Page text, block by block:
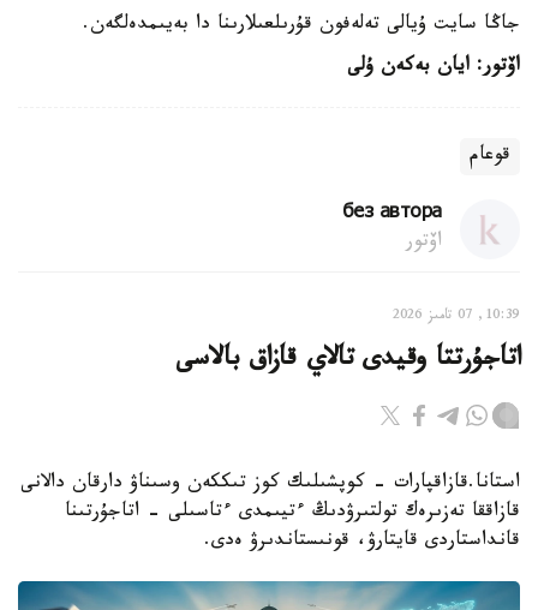
جاڭا سايت ۇيالى تەلەفون قۇرىلعىلارىنا دا بەيىمدەلگەن.
اۆتور: ايان بەكەن ۇلى
قوعام
без автора
اۆتور
10:39, 07 تامىز 2026
اتاجۇرتتا وقيدى تالاي قازاق بالاسى
استانا.قازاقپارات - كوپشىلىك كوز تىككەن وسىناۋ دارقان دالانى
قازاققا تەزىرەك تولتىرۋدىڭ ءتيىمدى ءتاسىلى - اتاجۇرتىنا
قانداستاردى قايتارۋ، قونىستاندىرۋ ەدى.